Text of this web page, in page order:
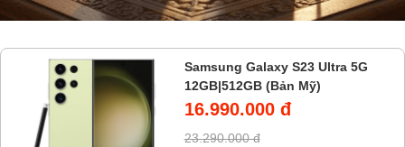
Samsung Galaxy S23 Ultra 5G
12GB|512GB (Bản Mỹ)
16.990.000 đ
23.290.000 đ